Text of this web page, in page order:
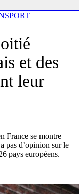
et des
leur
France se montre
pas d’opinion sur le
pays européens.